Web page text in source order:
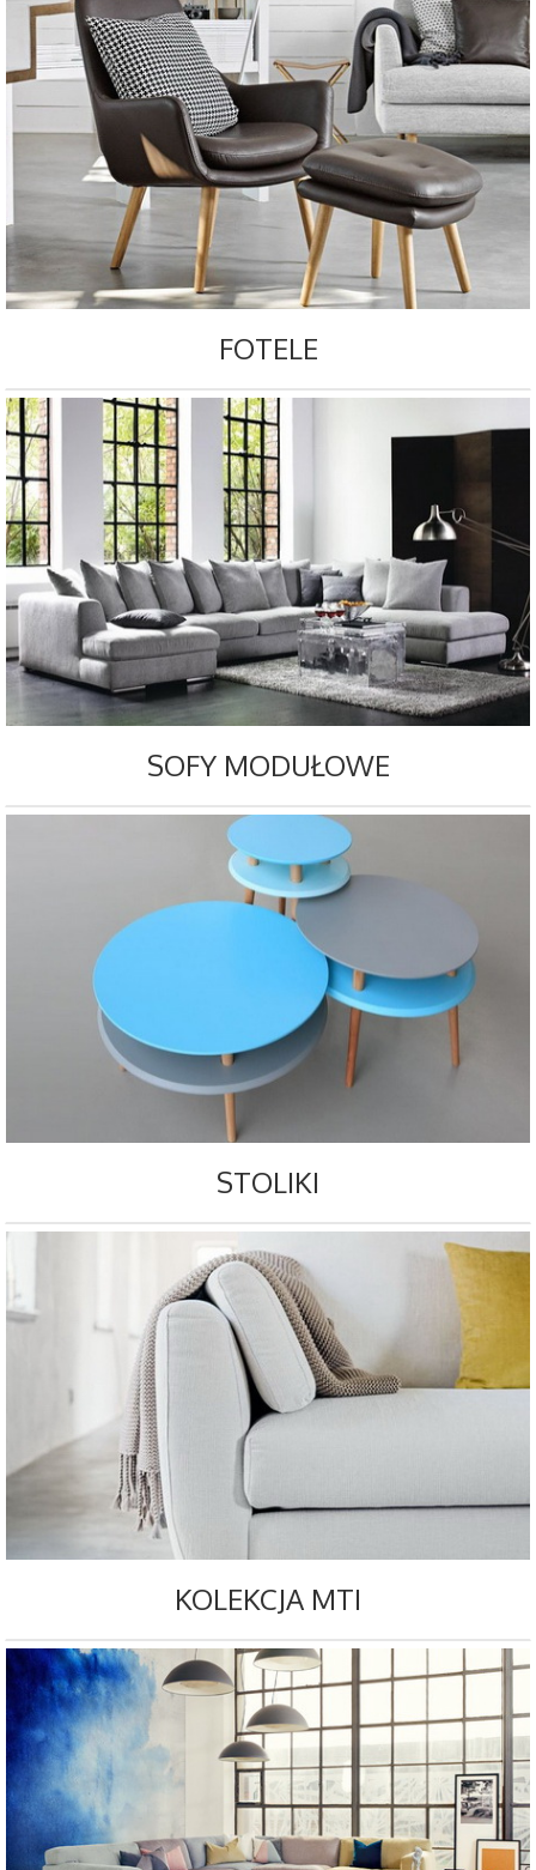
FOTELE
SOFY MODUŁOWE
STOLIKI
KOLEKCJA MTI